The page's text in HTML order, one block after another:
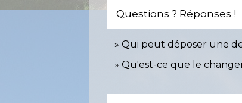
Questions ? Réponses !
Qui peut déposer une
Qu'est-ce que le